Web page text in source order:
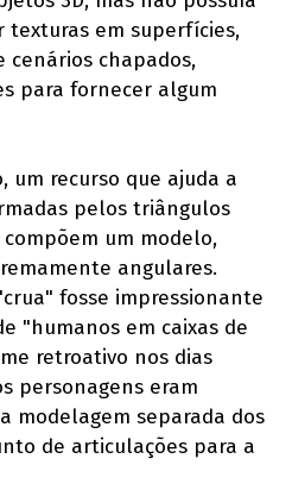
texturas em superfícies,
cenários chapados,
para fornecer algum
um recurso que ajuda a
pelos triângulos
um modelo,
angulares.
fosse impressionante
"humanos em caixas de
retroativo nos dias
personagens eram
modelagem separada dos
de articulações para a